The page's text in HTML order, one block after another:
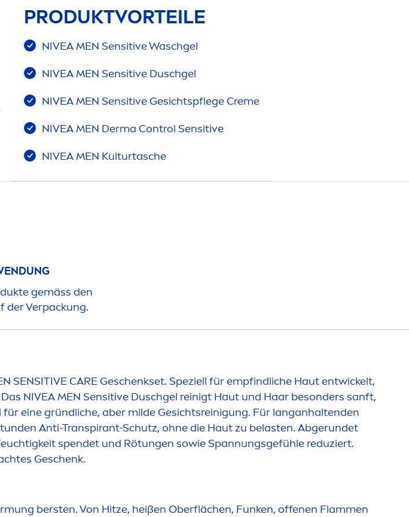
PRODUKTVORTEILE
NIVEAMEN SensitiveWaschgel
NIVEAMEN Sensitive Duschgel
NIVEAMEN Sensitive Gesichtspflege Creme
NIVEAMEN Derma Control Sensitive
NIVEAMEN Kulturtasche
gemäss den
der Verpackung.
SENSITIVE CARE Geschenkset. Speziell für empfindliche Haut entwickelt,
NIVEAMEN Sensitive Duschgel reinigt Haut und Haar besonders sanft,
für eine gründliche, aber milde Gesichtsreinigung. Für langanhaltenden
Anti-Transpirant-Schutz, ohne die Haut zu belasten. Abgerundet
spendet und Rötungen sowie Spannungsgefühle reduziert.
Geschenk.
bersten. Von Hitze, heißen Oberflächen, Funken, offenen Flammen